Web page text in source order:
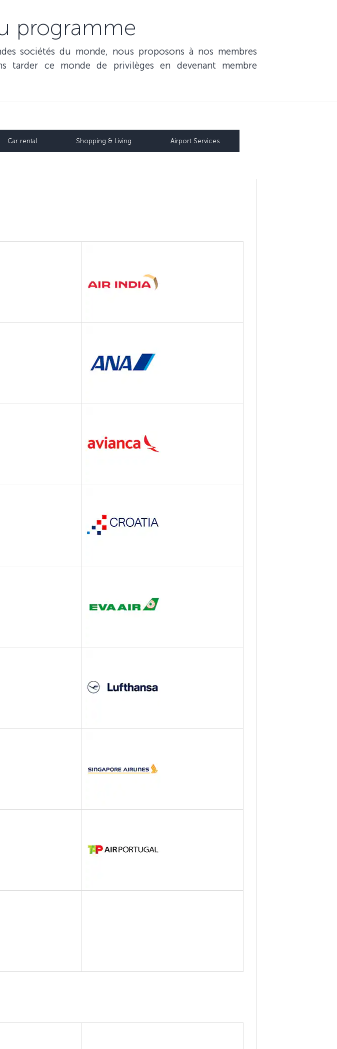
programme
sociétés du monde, nous proposons à nos membres
tarder ce monde de privilèges en devenant membre
Car rental Shopping & Living Airport Services